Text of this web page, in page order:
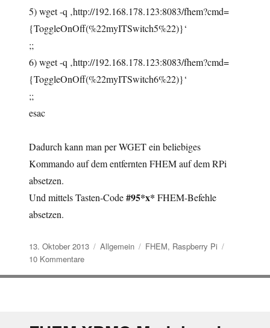
5) wget -q ‚http://192.168.178.123:8083/fhem?cmd=
{ToggleOnOff(%22myITSwitch5%22)}‘
;;
6) wget -q ‚http://192.168.178.123:8083/fhem?cmd=
{ToggleOnOff(%22myITSwitch6%22)}‘
;;
esac
Dadurch kann man per WGET ein beliebiges
Kommando auf dem entfernten FHEM auf dem RPi
absetzen.
Und mittels Tasten-Code#95*x* FHEM-Befehle
absetzen.
Veröffentlicht
am
13. Oktober 2013 Kategorien
Allgemein Schlagwörter
FHEM, Raspberry Pi
10 Kommentarezu